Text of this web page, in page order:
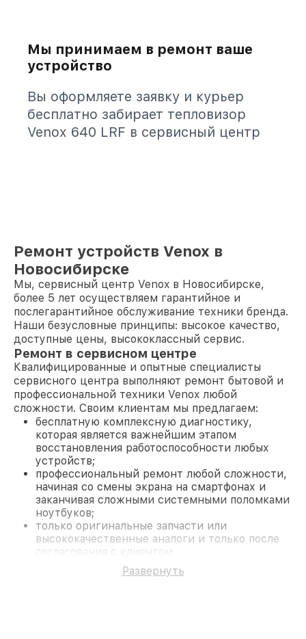
Мы принимаем в ремонт ваше
устройство
Вы оформляете заявку и курьер
бесплатно забирает тепловизор
Venox 640 LRF в сервисный центр
Ремонт устройств Venox в
Новосибирске
Мы, сервисный центр Venox в Новосибирске,
более 5 лет осуществляем гарантийное и
послегарантийное обслуживание техники бренда.
Наши безусловные принципы: высокое качество,
доступные цены, высококлассный сервис.
Ремонт в сервисном центре
Квалифицированные и опытные специалисты
сервисного центра выполняют ремонт бытовой и
профессиональной техники Venox любой
сложности. Своим клиентам мы предлагаем:
бесплатную комплексную диагностику,
которая является важнейшим этапом
восстановления работоспособности любых
устройств;
профессиональный ремонт любой сложности,
начиная со смены экрана на смартфонах и
заканчивая сложными системными поломками
ноутбуков;
только оригинальные запчасти или
высококачественные аналоги и только после
согласования с клиентом.
На все работы и замененные комплектующие
предоставляется длительная гарантия. В случае
Развернуть